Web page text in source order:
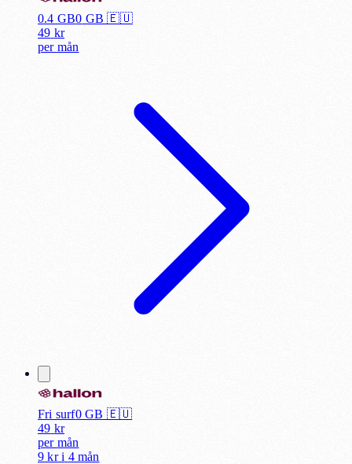
0.4 GB0 GB 🇪🇺
49 kr
per mån
Fri surf0GB 🇪🇺
49 kr
per mån
9 kr i 4 mån